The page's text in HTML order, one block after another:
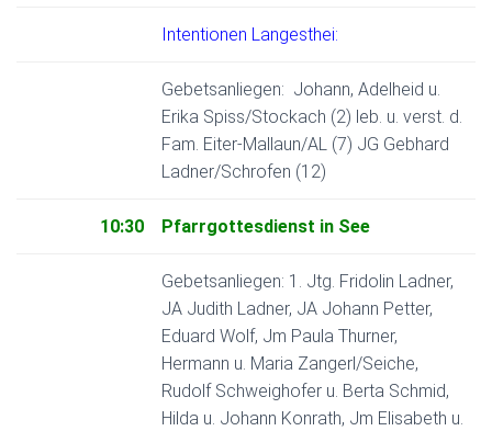
Intentionen Langesthei:
Gebetsanliegen: Johann, Adelheid u.
Erika Spiss/Stockach (2) leb. u. verst. d.
Fam. Eiter-Mallaun/AL (7) JG Gebhard
Ladner/Schrofen (12)
10:30 Pfarrgottesdienst in See
Gebetsanliegen: 1. Jtg. Fridolin Ladner,
JA Judith Ladner, JA Johann Petter,
Eduard Wolf, Jm Paula Thurner,
Hermann u. Maria Zangerl/Seiche,
Rudolf Schweighofer u. Berta Schmid,
Hilda u. Johann Konrath, Jm Elisabeth u.